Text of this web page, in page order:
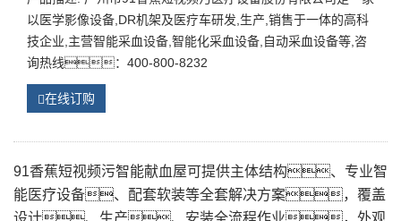
自动采血设备
产品描述: 广州市91香蕉短视频污医疗设备股份有限公司是一家
以医学影像设备,DR机架及医疗车研发,生产,销售于一体的高科
技企业,主营智能采血设备,智能化采血设备,自动采血设备等,咨
询热线：400-800-8232